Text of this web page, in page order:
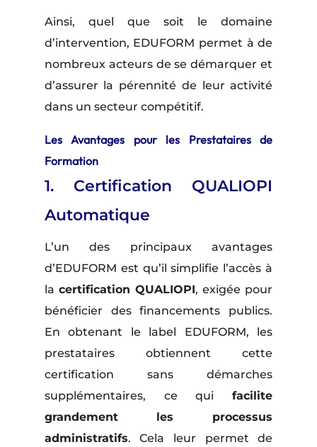
Ainsi, quel que soit le domaine
d’intervention, EDUFORM permet à de
nombreux acteurs de se démarquer et
d’assurer la pérennité de leur activité
dans un secteur compétitif.
Les Avantages pour les Prestataires de
Formation
1. Certification QUALIOPI
Automatique
L’un des principaux avantages
d’EDUFORM est qu’il simplifie l’accès à
la certification QUALIOPI, exigée pour
bénéficier des financements publics.
En obtenant le label EDUFORM, les
prestataires obtiennent cette
certification sans démarches
supplémentaires, ce quifacilite
grandement les processus
administratifs. Cela leur permet de